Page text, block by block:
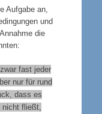
Aufgabe an,
und
die
fast jeder
nur für rund
dass es
fließt,